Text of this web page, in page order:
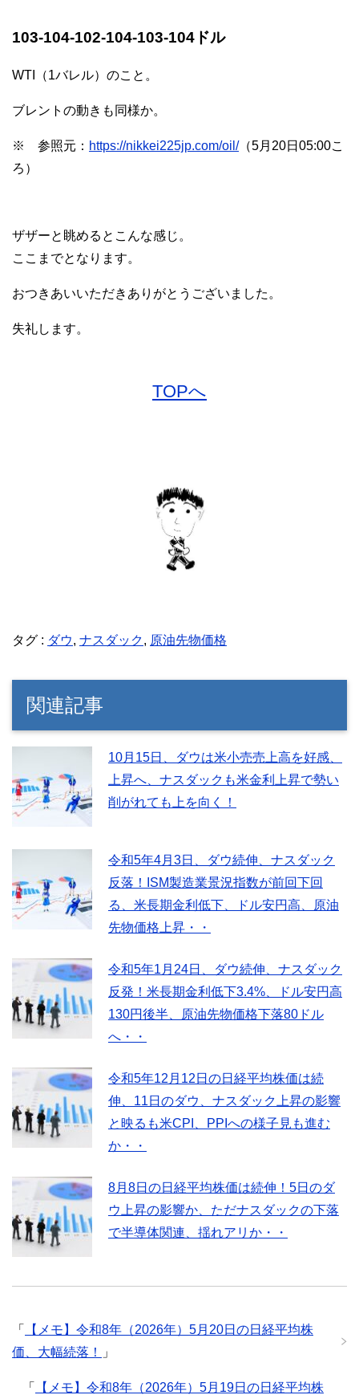
103-104-102-104-103-104ドル
WTI（1バレル）のこと。
ブレントの動きも同様か。
※ 参照元： https://nikkei225jp.com/oil/（5月20日05:00こ
ろ）
ザザーと眺めるとこんな感じ。
ここまでとなります。
おつきあいいただきありがとうございました。
失礼します。
TOPへ
タグ : ダウ, ナスダック, 原油先物価格
関連記事
10月15日、ダウは米小売売上高を好感、
上昇へ、ナスダックも米金利上昇で勢い
削がれても上を向く！
令和5年4月3日、ダウ続伸、ナスダック
反落！ISM製造業景況指数が前回下回
る、米長期金利低下、ドル安円高、原油
先物価格上昇・・
令和5年1月24日、ダウ続伸、ナスダック
反発！米長期金利低下3.4%、ドル安円高
130円後半、原油先物価格下落80ドル
へ・・
令和5年12月12日の日経平均株価は続
伸、11日のダウ、ナスダック上昇の影響
と映るも米CPI、PPIへの様子見も進む
か・・
8月8日の日経平均株価は続伸！5日のダ
ウ上昇の影響か、ただナスダックの下落
で半導体関連、揺れアリか・・
「
【メモ】令和8年（2026年）5月20日の日経平均株
価、大幅続落！
」
「
【メモ】令和8年（2026年）5月19日の日経平均株